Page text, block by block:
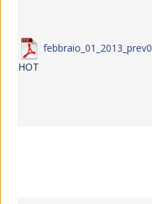
febbraio_01_2013_prev0
HOT